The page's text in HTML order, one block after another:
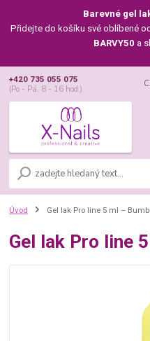
Barevné gel
Přidejte do košíku své oblíbené
BARVY50 a
+420 735 055 075
(Po - Pá, 8 - 16 hod.)
Úvod Gel lak Pro line 5 ml –
Gel lak Pro line